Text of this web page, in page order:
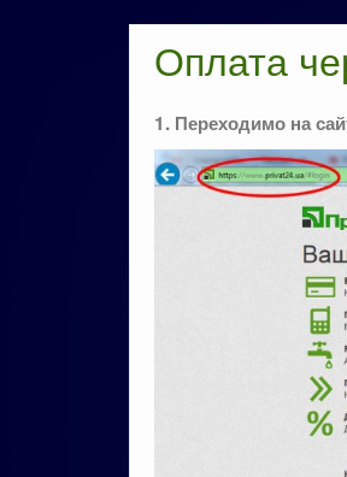
Оплата
1. Переходимо на